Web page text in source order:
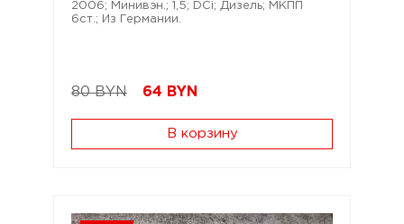
2006; Минивэн.; 1,5; DCi; Дизель; МКПП
6ст.; Из Германии.
80 BYN 64 BYN
В корзину